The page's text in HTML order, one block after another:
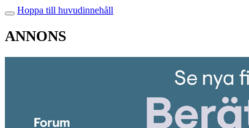
Hoppa till huvudinnehåll
ANNONS